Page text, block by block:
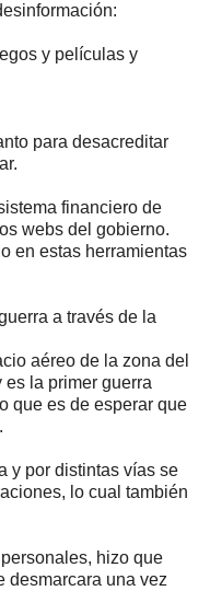
y películas y
para desacreditar
financiero de
webs del gobierno.
en estas herramientas
a través de la
aéreo de la zona del
la primer guerra
que es de esperar que
y por distintas vías se
lo cual también
hizo que
desmarcara una vez